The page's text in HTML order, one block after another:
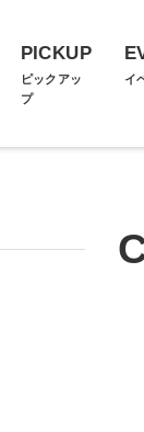
PICKUP
ピックアッ
プ
イ